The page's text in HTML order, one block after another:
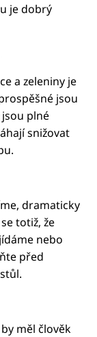
je dobrý
a zeleniny je
jsou
plné
snižovat
dramaticky
totiž, že
nebo
před
měl člověk